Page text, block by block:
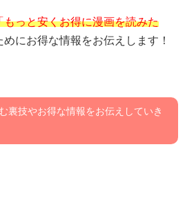
っと安くお得に漫画を読みた
めにお得な情報をお伝えします！
裏技やお得な情報をお伝えしていき